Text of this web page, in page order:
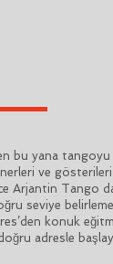
bu yana
ve
Arjantin Tango
seviye
konuk
adresle